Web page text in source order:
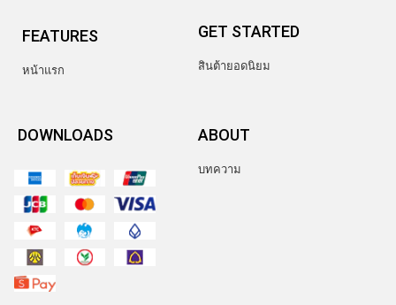
FEATURES
หน้าแรก
GET STARTED
สินต้ายอดนิยม
DOWNLOADS ABOUT
บทความ